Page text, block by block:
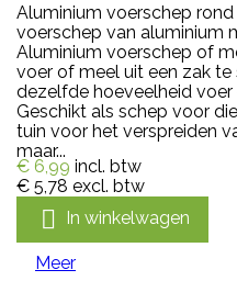
Aluminium voerschep
voerschep van aluminium
Aluminium voerschep of
voer of meel uit een zak
dezelfde hoeveelheid
Geschikt als schep voor
tuin voor het verspreiden
maar...
€ 6,99 incl. btw
€ 5,78 excl. btw
 In winkelwagen
Meer